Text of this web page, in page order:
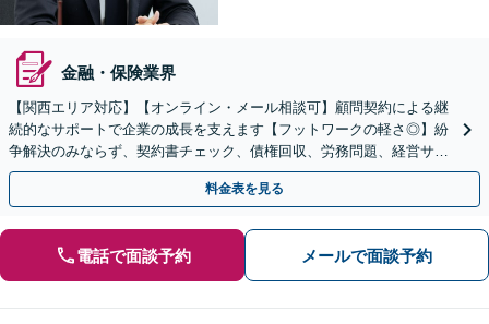
金融・保険業界
【関西エリア対応】【オンライン・メール相談可】顧問契約による継
続的なサポートで企業の成長を支えます【フットワークの軽さ◎】紛
争解決のみならず、契約書チェック、債権回収、労務問題、経営サポ
ートを含む予防法務に対応
料金表を見る
電話で面談予約 メールで面談予約